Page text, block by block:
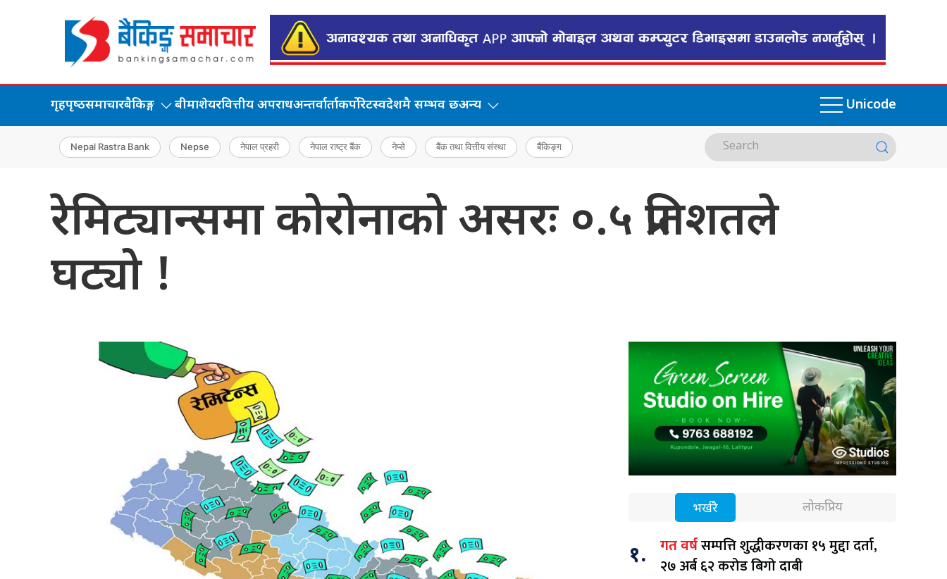
गृहपृष्‍ठसमाचारबैकिङ्ग बीमाशेयरवित्तीय अपराधअन्तर्वार्ताकर्पोरेटस्वदेशमै सम्भव छअन्य Unicode
Nepal Rastra Bank Nepse नेपाल प्रहरी नेपाल राष्ट्र बैंक नेप्से बैंक तथा वित्तीय संस्था बैंकिङ्ग
रेमिट्यान्समा कोरोनाको असरः ०.५ प्रतिशतले
घट्यो !
भर्खरै लोकप्रिय
१. गत वर्षसम्पत्ति शुद्धीकरणका १५ मुद्दा दर्ता,
२७ अर्ब ६२ करोड बिगो दाबी